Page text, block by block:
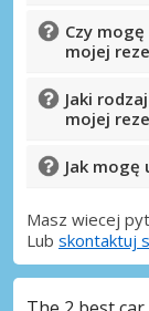
Czy
mojej
Jaki
mojej
Jak
Masz wiecej
Lub skontaktuj